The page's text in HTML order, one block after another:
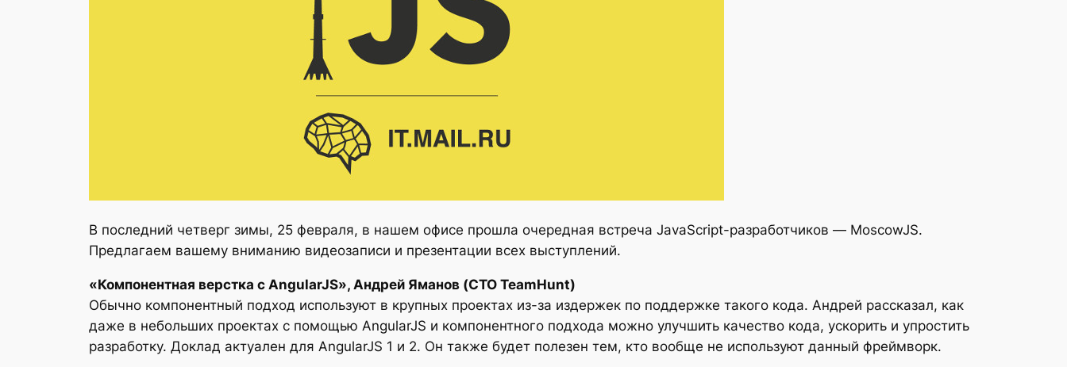
В последний четверг зимы, 25 февраля, в нашем офисе прошла очередная встреча JavaScript-разработчиков — MoscowJS.
Предлагаем вашему вниманию видеозаписи и презентации всех выступлений.
«Компонентная верстка с AngularJS», Андрей Яманов (CTO TeamHunt)
Обычно компонентный подход используют в крупных проектах из-за издержек по поддержке такого кода. Андрей рассказал, как
даже в небольших проектах с помощью AngularJS и компонентного подхода можно улучшить качество кода, ускорить и упростить
разработку. Доклад актуален для AngularJS 1 и 2. Он также будет полезен тем, кто вообще не используют данный фреймворк.